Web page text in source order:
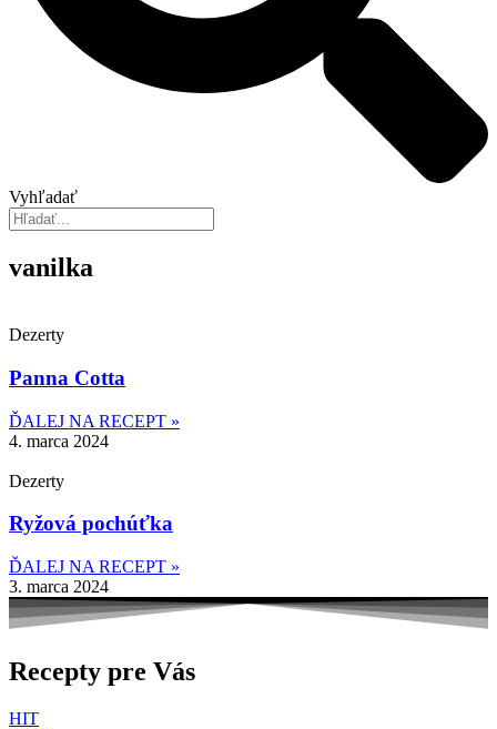
Vyhľadať
vanilka
Dezerty
Panna Cotta
ĎALEJ NA RECEPT »
4. marca 2024
Dezerty
Ryžová pochúťka
ĎALEJ NA RECEPT »
3. marca 2024
Recepty pre Vás
HIT